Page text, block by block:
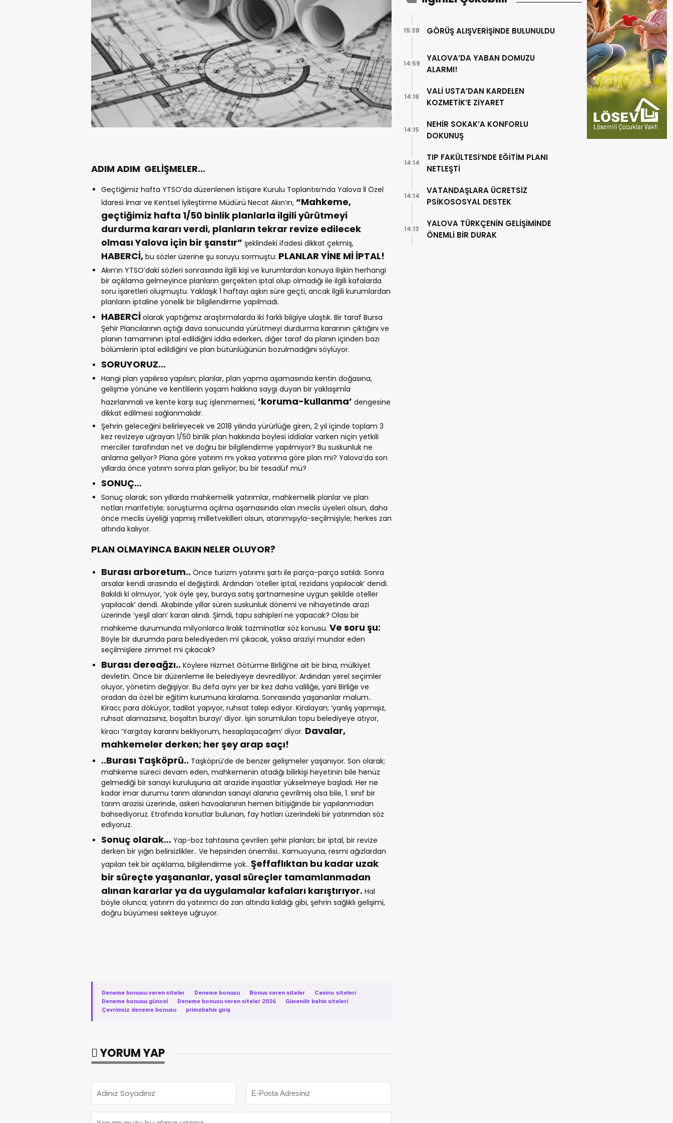
ADIM ADIM GELİŞMELER…
Geçtiğimiz hafta YTSO’da düzenlenen İstişare Kurulu Toplantısı’nda Yalova İl Özel
İdaresi İmar ve Kentsel İyileştirme Müdürü Necat Akın’ın, “Mahkeme,
geçtiğimiz hafta 1/50 binlik planlarla ilgili yürütmeyi
durdurma kararı verdi, planların tekrar revize edilecek
olması Yalova için bir şanstır” şeklindeki ifadesi dikkat çekmiş,
HABERCİ, bu sözler üzerine şu soruyu sormuştu: PLANLAR YİNE Mİ İPTAL!
Akın’ın YTSO’daki sözleri sonrasında ilgili kişi ve kurumlardan konuya ilişkin herhangi
bir açıklama gelmeyince planların gerçekten iptal olup olmadığı ile ilgili kafalarda
soru işaretleri oluşmuştu. Yaklaşık 1 haftayı aşkın süre geçti, ancak ilgili kurumlardan
planların iptaline yönelik bir bilgilendirme yapılmadı.
HABERCİ olarak yaptığımız araştırmalarda iki farklı bilgiye ulaştık. Bir taraf Bursa
Şehir Plancılarının açtığı dava sonucunda yürütmeyi durdurma kararının çıktığını ve
planın tamamının iptal edildiğini iddia ederken, diğer taraf da planın içinden bazı
bölümlerin iptal edildiğini ve plan bütünlüğünün bozulmadığını söylüyor.
SORUYORUZ…
Hangi plan yapılırsa yapılsın; planlar, plan yapma aşamasında kentin doğasına,
gelişme yönüne ve kentlilerin yaşam hakkına saygı duyan bir yaklaşımla
hazırlanmalı ve kente karşı suç işlenmemesi, ‘koruma-kullanma’ dengesine
dikkat edilmesi sağlanmalıdır.
Şehrin geleceğini belirleyecek ve 2018 yılında yürürlüğe giren, 2 yıl içinde toplam 3
kez revizeye uğrayan 1/50 binlik plan hakkında böylesi iddialar varken niçin yetkili
merciler tarafından net ve doğru bir bilgilendirme yapılmıyor? Bu suskunluk ne
anlama geliyor? Plana göre yatırım mı yoksa yatırıma göre plan mı? Yalova’da son
yıllarda önce yatırım sonra plan geliyor; bu bir tesadüf mü?
SONUÇ…
Sonuç olarak; son yıllarda mahkemelik yatırımlar, mahkemelik planlar ve plan
notları marifetiyle; soruşturma açılma aşamasında olan meclis üyeleri olsun, daha
önce meclis üyeliği yapmış milletvekilleri olsun, atanmışıyla-seçilmişiyle; herkes zan
altında kalıyor.
PLAN OLMAYINCA BAKIN NELER OLUYOR?
Burası arboretum.. Önce turizm yatırımı şartı ile parça-parça satıldı. Sonra
arsalar kendi arasında el değiştirdi. Ardından ‘oteller iptal, rezidans yapılacak’ dendi.
Bakıldı ki olmuyor, ‘yok öyle şey, buraya satış şartnamesine uygun şekilde oteller
yapılacak’ dendi. Akabinde yıllar süren suskunluk dönemi ve nihayetinde arazi
üzerinde ‘yeşil alan’ kararı alındı. Şimdi, tapu sahipleri ne yapacak? Olası bir
mahkeme durumunda milyonlarca liralık tazminatlar söz konusu. Ve soru şu:
Böyle bir durumda para belediyeden mi çıkacak, yoksa araziyi mundar eden
seçilmişlere zimmet mi çıkacak?
Burası dereağzı.. Köylere Hizmet Götürme Birliği’ne ait bir bina, mülkiyet
devletin. Önce bir düzenleme ile belediyeye devrediliyor. Ardından yerel seçimler
oluyor, yönetim değişiyor. Bu defa aynı yer bir kez daha valiliğe, yani Birliğe ve
oradan da özel bir eğitim kurumuna kiralama. Sonrasında yaşananlar malum..
Kiracı; para döküyor, tadilat yapıyor, ruhsat talep ediyor. Kiralayan; ‘yanlış yapmışız,
ruhsat alamazsınız, boşaltın burayı’ diyor. İşin sorumluları topu belediyeye atıyor,
kiracı ‘Yargıtay kararını bekliyorum, hesaplaşacağım’ diyor. Davalar,
mahkemeler derken; her şey arap saçı!
..Burası Taşköprü.. Taşköprü’de de benzer gelişmeler yaşanıyor. Son olarak;
mahkeme süreci devam eden, mahkemenin atadığı bilirkişi heyetinin bile henüz
gelmediği bir sanayi kuruluşuna ait arazide inşaatlar yükselmeye başladı. Her ne
kadar imar durumu tarım alanından sanayi alanına çevrilmiş olsa bile, 1. sınıf bir
tarım arazisi üzerinde, askeri havaalanının hemen bitişiğinde bir yapılanmadan
bahsediyoruz. Etrafında konutlar bulunan, fay hatları üzerindeki bir yatırımdan söz
ediyoruz.
Sonuç olarak… Yap-boz tahtasına çevrilen şehir planları; bir iptal, bir revize
derken bir yığın belirsizlikler.. Ve hepsinden önemlisi.. Kamuoyuna, resmi ağızlardan
yapılan tek bir açıklama, bilgilendirme yok.. Şeffaflıktan bu kadar uzak
bir süreçte yaşananlar, yasal süreçler tamamlanmadan
alınan kararlar ya da uygulamalar kafaları karıştırıyor. Hal
böyle olunca; yatırım da yatırımcı da zan altında kaldığı gibi, şehrin sağlıklı gelişimi,
doğru büyümesi sekteye uğruyor.
Deneme bonusu veren siteler · Deneme bonusu · Bonus veren siteler · Casino siteleri
·
Deneme bonusu güncel
· Deneme bonusu veren siteler 2026 · Güvenilir bahis siteleri
·
Çevrimsiz deneme bonusu
· primebahis giriş
YORUM YAP
GÖRÜŞ ALIŞVERİŞİNDE BULUNULDU
15:38
YALOVA’DA YABAN DOMUZU
ALARMI!
14:59
VALİ USTA’DAN KARDELEN
KOZMETİK’E ZİYARET
14:16
NEHİR SOKAK’A KONFORLU
DOKUNUŞ
14:15
TIP FAKÜLTESİ’NDE EĞİTİM PLANI
NETLEŞTİ
14:14
VATANDAŞLARA ÜCRETSİZ
PSİKOSOSYAL DESTEK
14:14
YALOVA TÜRKÇENİN GELİŞİMİNDE
ÖNEMLİ BİR DURAK
14:13